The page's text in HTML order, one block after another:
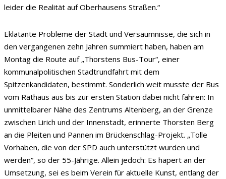
leider die Realität auf Oberhausens Straßen.“
Eklatante Probleme der Stadt und Versäumnisse, die sich in
den vergangenen zehn Jahren summiert haben, haben am
Montag die Route auf „Thorstens Bus-Tour“, einer
kommunalpolitischen Stadtrundfahrt mit dem
Spitzenkandidaten, bestimmt. Sonderlich weit musste der Bus
vom Rathaus aus bis zur ersten Station dabei nicht fahren: In
unmittelbarer Nähe des Zentrums Altenberg, an der Grenze
zwischen Lirich und der Innenstadt, erinnerte Thorsten Berg
an die Pleiten und Pannen im Brückenschlag-Projekt. „Tolle
Vorhaben, die von der SPD auch unterstützt wurden und
werden“, so der 55-Jährige. Allein jedoch: Es hapert an der
Umsetzung, sei es beim Verein für aktuelle Kunst, entlang der